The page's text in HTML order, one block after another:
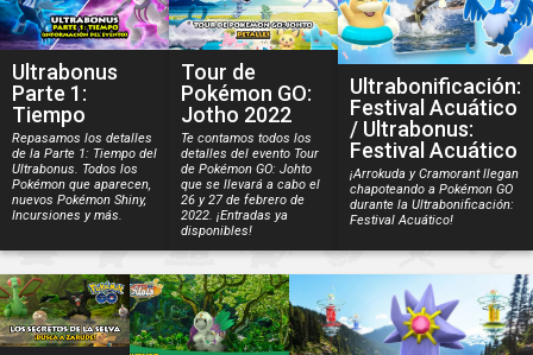
Ultrabonus
Parte 1:
Tiempo
Repasamos los detalles
de la Parte 1: Tiempo del
Ultrabonus. Todos los
Pokémon que aparecen,
nuevos Pokémon Shiny,
Incursiones y más.
Tour de
Pokémon GO:
Jotho 2022
Te contamos todos los
detalles del evento Tour
de Pokémon GO: Johto
que se llevará a cabo el
26 y 27 de febrero de
2022. ¡Entradas ya
disponibles!
Ultrabonificación:
Festival Acuático
/ Ultrabonus:
Festival Acuático
¡Arrokuda y Cramorant llegan
chapoteando a Pokémon GO
durante la Ultrabonificación:
Festival Acuático!